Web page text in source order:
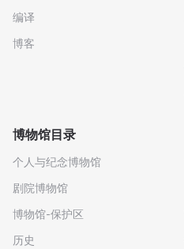
编译
博客
博物馆目录
个人与纪念博物馆
剧院博物馆
博物馆-保护区
历史